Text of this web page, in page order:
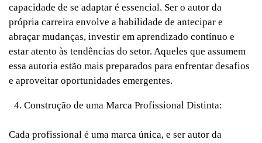
capacidade de se adaptar é essencial. Ser o autor da
própria carreira envolve a habilidade de antecipar e
abraçar mudanças, investir em aprendizado contínuo e
estar atento às tendências do setor. Aqueles que assumem
essa autoria estão mais preparados para enfrentar desafios
e aproveitar oportunidades emergentes.
Construção de uma Marca Profissional Distinta:
Cada profissional é uma marca única, e ser autor da